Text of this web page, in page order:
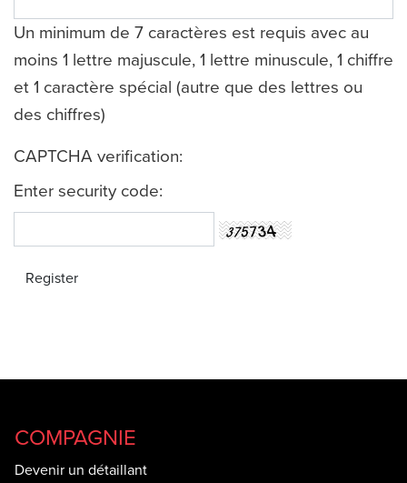
Un minimum de 7 caractères est requis avec au
moins 1 lettre majuscule, 1 lettre minuscule, 1 chiffre
et 1 caractère spécial (autre que des lettres ou
des chiffres)
CAPTCHA verification:
Enter security code:
COMPAGNIE
Devenir un détaillant